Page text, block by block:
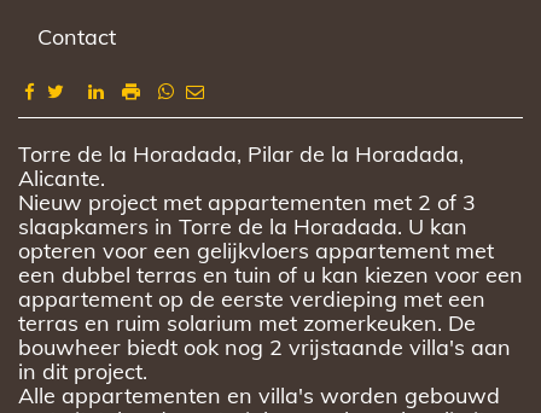
Contact
Omschrijving
Torre de la Horadada, Pilar de la Horadada,
Alicante.
Nieuw project met appartementen met 2 of 3
slaapkamers in Torre de la Horadada. U kan
opteren voor een gelijkvloers appartement met
een dubbel terras en tuin of u kan kiezen voor een
appartement op de eerste verdieping met een
terras en ruim solarium met zomerkeuken. De
bouwheer biedt ook nog 2 vrijstaande villa's aan
in dit project.
Alle appartementen en villa's worden gebouwd